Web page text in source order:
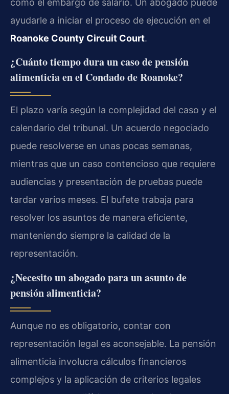
como el embargo de salario. Un abogado puede
ayudarle a iniciar el proceso de ejecución en el
Roanoke County Circuit Court.
¿Cuánto tiempo dura un caso de pensión
alimenticia en el Condado de Roanoke?
El plazo varía según la complejidad del caso y el
calendario del tribunal. Un acuerdo negociado
puede resolverse en unas pocas semanas,
mientras que un caso contencioso que requiere
audiencias y presentación de pruebas puede
tardar varios meses. El bufete trabaja para
resolver los asuntos de manera eficiente,
manteniendo siempre la calidad de la
representación.
¿Necesito un abogado para un asunto de
pensión alimenticia?
Aunque no es obligatorio, contar con
representación legal es aconsejable. La pensión
alimenticia involucra cálculos financieros
complejos y la aplicación de criterios legales